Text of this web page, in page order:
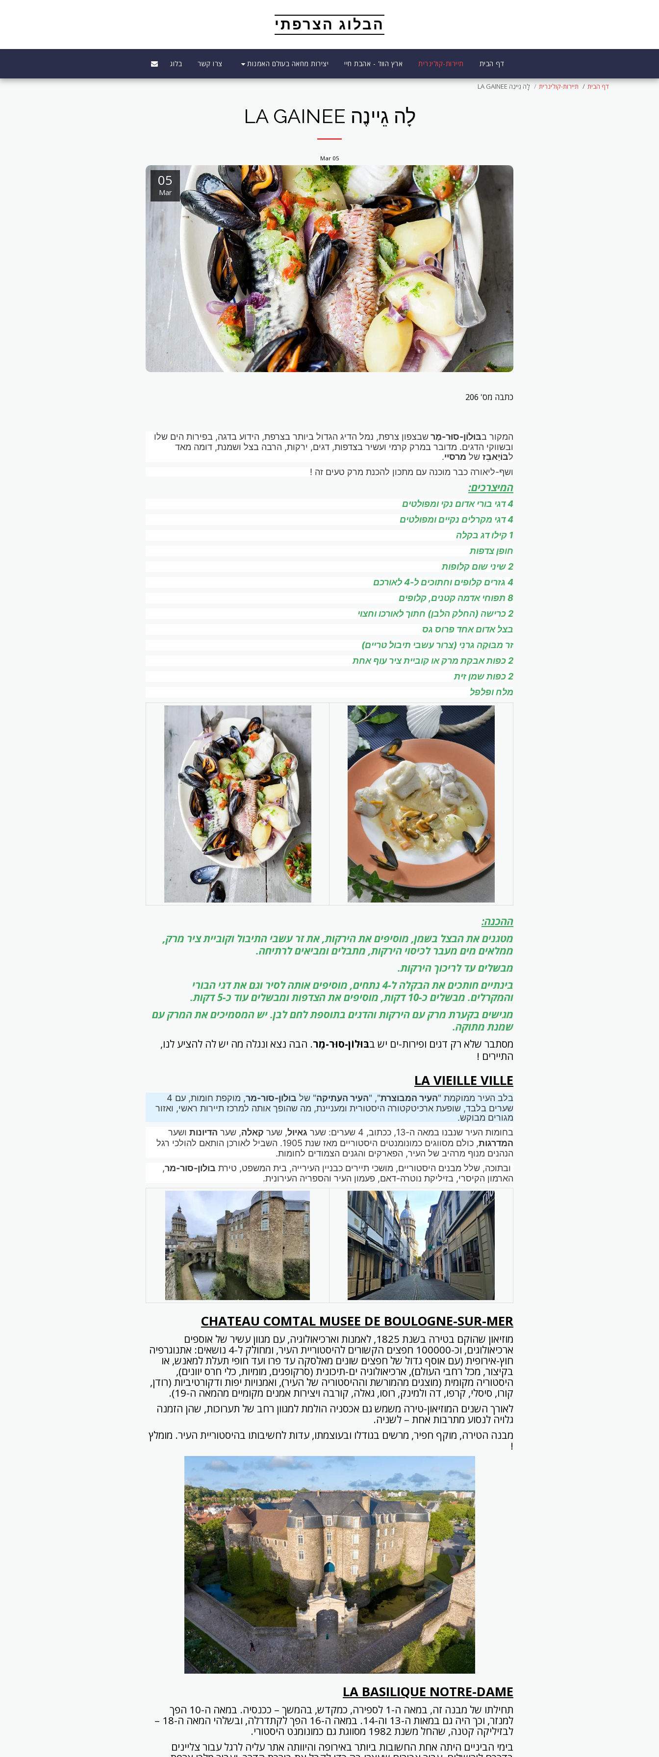
הבלוג הצרפתי
דף הבית תיירות-קולינרית ארץ הווז' - אהבת חיי יצירות מחאה בעולם האמנות צרו קשר בלוג
דף הבית תיירות-קולינרית לָה גֵיינֶה LA GAINEE
לָה גֵיינֶה LA GAINEE
05
Mar
05
Mar
כתבה מס' 206
המקור בבּוּלוֹן-סוּר-מֶרשבצפון צרפת, נמל הדיג הגדול ביותר בצרפת, הידוע בדגה, בפירות הים שלו
ובשווקי הדגים. מדובר במרק קרמי ועשיר בצדפות, דגים, ירקות, הרבה בצל ושמנת, דומה מאד
לבּוֹיַאבֵּז של מרסיי.
ושף-ליאורה כבר מוכנה עם מתכון להכנת מרק טעים זה !
המיצרכים:
4 דגי בורי אדום נקי ומפולטים
4 דגי מקרלים נקיים ומפולטים
1 קילו דג בקלה
חופן צדפות
2 שיני שום קלופות
4 גזרים קלופים וחתוכים ל-4 לאורכם
8 תפוחי אדמה קטנים, קלופים
2 כרישה (החלק הלבן) חתוך לאורכו וחצוי
בצל אדום אחד פרוס גס
זר מבּוּקֶה גרנִי (צרור עשבי תיבול טריים)
2 כפות אבקת מרק או קוביית ציר עוף אחת
2 כפות שמן זית
מלח ופלפל
ההכנה:
מטגנים את הבצל בשמן, מוסיפים את הירקות, את זר עשבי התיבול וקוביית ציר מרק,
ממלאים מים מעבר לכיסוי הירקות, מתבלים ומביאים לרתיחה.
מבשלים עד לריכוך הירקות.
בינתיים חותכים את הבקלה ל-4 נתחים, מוסיפים אותה לסיר וגם את דגי הבורי
והמקרלים. מבשלים כ-10 דקות, מוסיפים את הצדפות ומבשלים עוד כ-5 דקות.
מגישים בקערת מרק עם הירקות והדגים בתוספת לחם לבן.יש המסמיכים את המרק עם
שמנת מתוקה.
מסתבר שלא רק דגים ופירות-ים יש בבּוּלוֹן-סוּר-מֶר. הבה נצא ונגלה מה יש לה להציע לנו,
התיירים !
LA VIEILLE VILLE
בלב העיר ממוקמת "העיר המבוצרת", "העיר העתיקה" של בולון-סור-מר
, מוקפת חומות, עם 4
שערים בלבד, שופעת ארכיטקטורה היסטורית ומעניינת, מה שהופך אותה למרכז תיירות ראשי, ואזור
מגורים מבוקש.
בחומות העיר שנבנו במאה ה-13, ככתוב, 4 שערים: שער
גאיול, שער קאלה, שער הדיונות ושער
המדרגות
, כולם מסווגים כמונומנטים היסטוריים מאז שנת 1905. השביל לאורכן הותאם להולכי רגל
הנהנים מנוף מרהיב של העיר, הפארקים והגנים הצמודים לחומות.
ובתוכה, שלל מבנים היסטוריים, מושכי תיירים כבניין העירייה, בית המשפט, טירת בולון-סור-מר,
הארמון הקיסרי, בזיליקת נוטרה-דאם, פעמון העיר והספריה העירונית.
CHATEAU COMTAL MUSEE DE BOULOGNE-SUR-MER
מוזיאון שהוקם בטירה בשנת 1825, לאמנות וארכיאולוגיה, עם מגוון עשיר של אוספים
ארכיאולוגים, וכ-100000 חפצים הקשורים להיסטוריית העיר, ומחולק ל-4 נושאים: אתנוגרפיה
חוץ-אירופית (עם אוסף גדול של חפצים שונים מאלסקה עד פרו ועד חופי תעלת למאנש, או
בקיצור, מכל רחבי העולם), ארכיאולוגיה ים-תיכונית (סרקופגים, מומיות, כלי חרס יוונים),
היסטוריה מקומית (מוצגים מהמורשת וההיסטוריה של העיר), ואמנויות יפות ודקורטיביות (רודן,
קורו, סיסלי, קרפו, דה ולמינק, רוסו, גאלה, קורבה ויצירות אמנים מקומיים מהמאה ה-19).
לאורך השנים המוזיאון-טירה משמש גם אכסניה הולמת למגוון רחב של תערוכות, שהן הזמנה
גלויה לנסוע מתרבות אחת – לשניה.
מבנה הטירה, מוקף חפיר, מרשים בגודלו ובעוצמתו, עדות לחשיבותו בהיסטוריית העיר. מומלץ
!
LA BASILIQUE NOTRE-DAME
תחילתו של מבנה זה, במאה ה-1 לספירה, כמקדש, בהמשך – ככנסיה. במאה ה-10 הפך
למנזר, וכך היה גם במאות ה-13 וה-14. במאה ה-16 הפך לקתדרלה, ובשלהי המאה ה-18 –
לבזיליקה קטנה, שהחל משנת 1982 מסווגת גם כמונומנט היסטורי.
בימי הביניים היתה אחת החשובות ביותר באירופה והיוותה אתר עליה לרגל עבור צליינים